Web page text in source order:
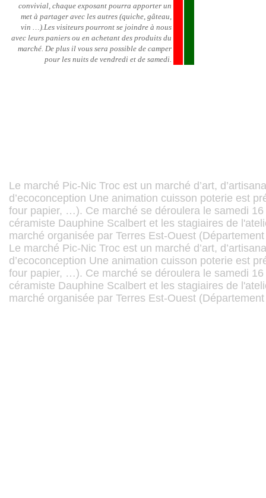
convivial, chaque exposant pourra apporter un
met à partager avec les autres (quiche, gâteau,
vin …).Les visiteurs pourront se joindre à nous
avec leurs paniers ou en achetant des produits du
marché. De plus il vous sera possible de camper
pour les nuits de vendredi et de samedi.
Le marché Pic-Nic Troc est un marché d’art,
d’ecoconception Une animation cuisson poterie est
four papier, …). Ce marché se déroulera le samedi
céramiste Dauphine Scalbert et les stagiaires de
marché organisée par Terres Est-Ouest
Le marché Pic-Nic Troc est un marché d’art,
d’ecoconception Une animation cuisson poterie est
four papier, …). Ce marché se déroulera le samedi
céramiste Dauphine Scalbert et les stagiaires de
marché organisée par Terres Est-Ouest